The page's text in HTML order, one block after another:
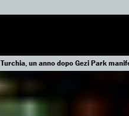
Turchia, un anno dopo Gezi Park